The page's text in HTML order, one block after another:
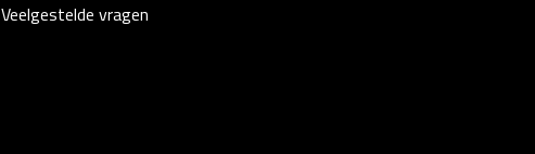
Veelgestelde vragen